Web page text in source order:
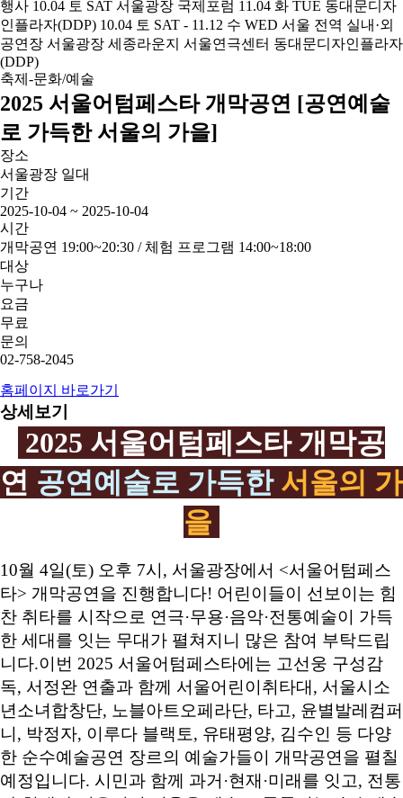
축제-문화/예술
2025 서울어텀페스타 개막공연 [공연예술
로 가득한 서울의 가을]
장소
서울광장 일대
기간
2025-10-04 ~ 2025-10-04
시간
개막공연 19:00~20:30 / 체험 프로그램 14:00~18:00
대상
누구나
요금
무료
문의
02-758-2045
홈페이지 바로가기
상세보기
2025 서울어텀페스타 개막공
연 공연예술로 가득한 서울의 가
을
10월 4일(토) 오후 7시, 서울광장에서 <서울어텀페스
타> 개막공연을 진행합니다! 어린이들이 선보이는 힘
찬 취타를 시작으로 연극·무용·음악·전통예술이 가득
한 세대를 잇는 무대가 펼쳐지니 많은 참여 부탁드립
니다.이번 2025 서울어텀페스타에는 고선웅 구성감
독, 서정완 연출과 함께 서울어린이취타대, 서울시소
년소녀합창단, 노블아트오페라단, 타고, 윤별발레컴퍼
니, 박정자, 이루다 블랙토, 유태평양, 김수인 등 다양
한 순수예술공연 장르의 예술가들이 개막공연을 펼칠
예정입니다. 시민과 함께 과거·현재·미래를 잇고, 전통